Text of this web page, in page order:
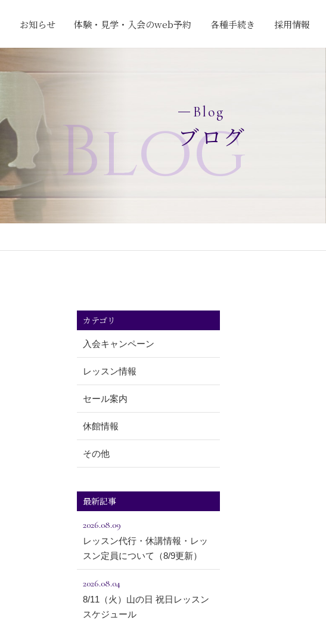
お知らせ 体験・見学・入会のweb予約 各種手続き 採用情報
Blog
ブログ
Blog
カテゴリ
入会キャンペーン
レッスン情報
セール案内
休館情報
その他
最新記事
2026.08.09
レッスン代行・休講情報・レッ
スン定員について（8/9更新）
2026.08.04
8/11（火）山の日 祝日レッスン
スケジュール